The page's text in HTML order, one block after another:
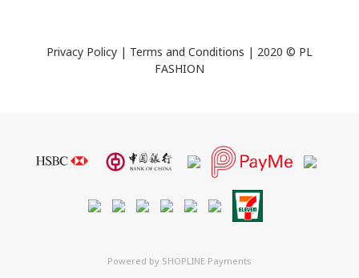
Privacy Policy | Terms and Conditions | 2020 © PL
FASHION
Powered by SHOPLINE Payments